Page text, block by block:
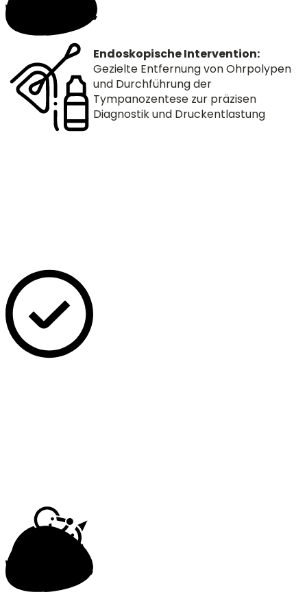
Endoskopische Intervention:
Gezielte Entfernung von Ohrpolypen
und Durchführung der
Tympanozentese zur präzisen
Diagnostik und Druckentlastung